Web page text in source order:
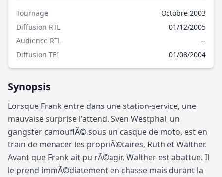
Tournage
Octobre 2003
Diffusion RTL
01/12/2005
Audience RTL
--
Diffusion TF1
01/08/2004
Synopsis
Lorsque Frank entre dans une station-service, une
mauvaise surprise l'attend. Sven Westphal, un
gangster camouflÃ© sous un casque de moto, est en
train de menacer les propriÃ©taires, Ruth et Walther.
Avant que Frank ait pu rÃ©agir, Walther est abattue. Il
le prend immÃ©diatement en chasse mais durant la